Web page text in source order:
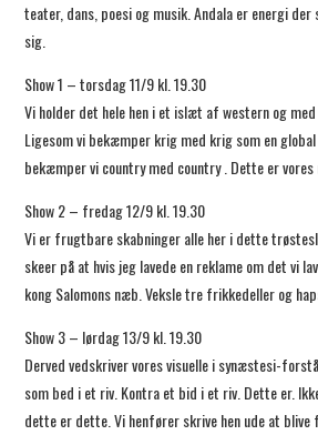
teater, dans, poesi og musik. Andala er energi
sig.
Show 1 – torsdag 11/9 kl. 19.30
Vi holder det hele hen i et islæt af western og
Ligesom vi bekæmper krig med krig som en
bekæmper vi country med country . Dette er
Show 2 – fredag 12/9 kl. 19.30
Vi er frugtbare skabninger alle her i dette
skeer på at hvis jeg lavede en reklame om det vi
kong Salomons næb. Veksle tre frikkedeller og
Show 3 – lørdag 13/9 kl. 19.30
Derved vedskriver vores visuelle i synæstesi-
som bed i et riv. Kontra et bid i et riv. Dette er.
dette er dette. Vi henfører skrive hen ude at